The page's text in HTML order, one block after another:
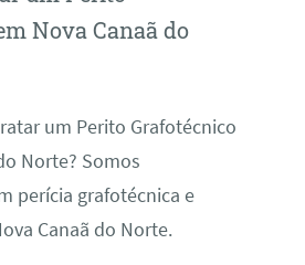
Nova Canaã do
um Perito Grafotécnico
Norte? Somos
perícia grafotécnica e
Canaã do Norte.